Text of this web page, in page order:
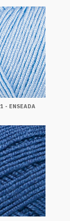
- ENSEADA